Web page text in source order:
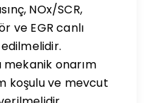
NOx/SCR,
ve EGR canlı
mekanik onarım
koşulu ve mevcut